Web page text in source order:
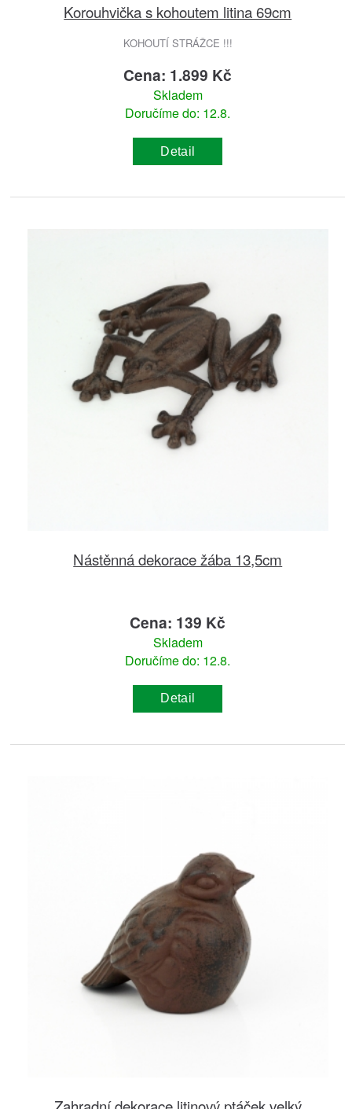
Korouhvička s kohoutem litina 69cm
KOHOUTÍ STRÁŽCE !!!
Cena: 1.899 Kč
Skladem
Doručíme do: 12.8.
Detail
Nástěnná dekorace žába 13,5cm
Cena: 139 Kč
Skladem
Doručíme do: 12.8.
Detail